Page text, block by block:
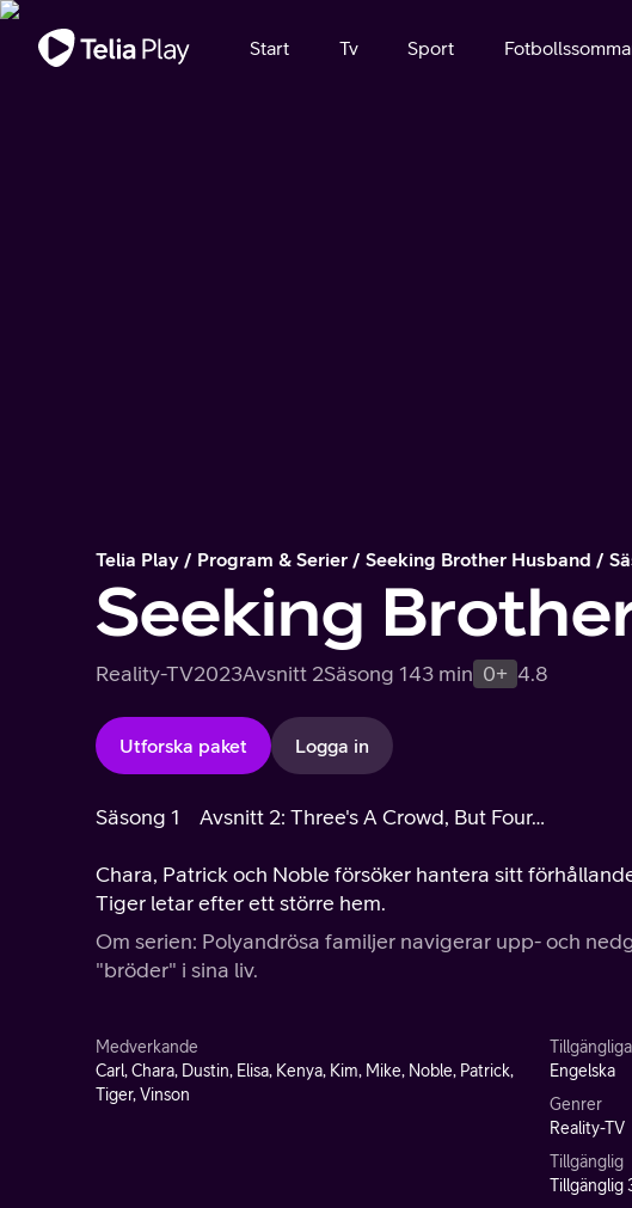
Viktigt meddelande
Start Tv Sport
Telia Play Program & Serier Seeking Brother Husband
Seeking
Reality-TV2023Avsnitt 2Säsong 143 min 0+ 4.8
Utforska paket Logga in
Säsong 1 Avsnitt 2: Three's A Crowd, But Four…
Chara, Patrick och Noble försöker hantera sitt
Tiger letar efter ett större hem.
Om serien: Polyandrösa familjer navigerar upp- och
"bröder" i sina liv.
Medverkande
Carl, Chara, Dustin, Elisa, Kenya, Kim, Mike, Noble, Patrick,
Tiger, Vinson
Engelska
Genrer
Reality-TV
Tillgänglig
Tillgänglig